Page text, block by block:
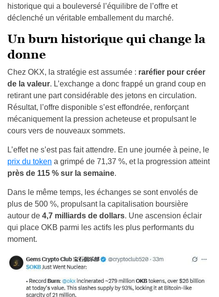
historique qui a bouleversé l’équilibre de l’offre et
déclenché un véritable emballement du marché.
Un burn historique qui change la
donne
Chez OKX, la stratégie est assumée : raréfier pour créer
de la valeur. L’exchange a donc frappé un grand coup en
retirant une part considérable des jetons en circulation.
Résultat, l’offre disponible s’est effondrée, renforçant
mécaniquement la pression acheteuse et propulsant le
cours vers de nouveaux sommets.
L’effet ne s’est pas fait attendre. En une journée à peine, le
prix du token a grimpé de 71,37 %, et la progression atteint
près de 115 % sur la semaine.
Dans le même temps, les échanges se sont envolés de
plus de 500 %, propulsant la capitalisation boursière
autour de 4,7 milliards de dollars. Une ascension éclair
qui place OKB parmi les actifs les plus performants du
moment.